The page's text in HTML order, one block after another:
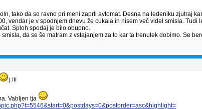
tako da so ravno pri meni zaprli avtomat. Desna na ledeniku zjutraj
vendar je v spodnjem dnevu že cukala in nisem več videl smisla.
Sploh spodaj je bilo obupno.
da se še matram z vstajanjem za to kar ta trenutek dobimo. Se
) !!!
Vabljen tja